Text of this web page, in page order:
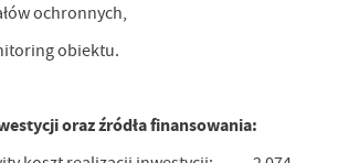
ochronnych,
obiektu.
oraz źródła finansowania: